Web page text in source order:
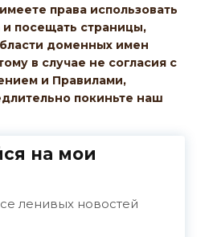
права использовать
посещать страницы,
доменных имен
в случае не согласия с
и Правилами,
покиньте наш
на мои
ленивых новостей